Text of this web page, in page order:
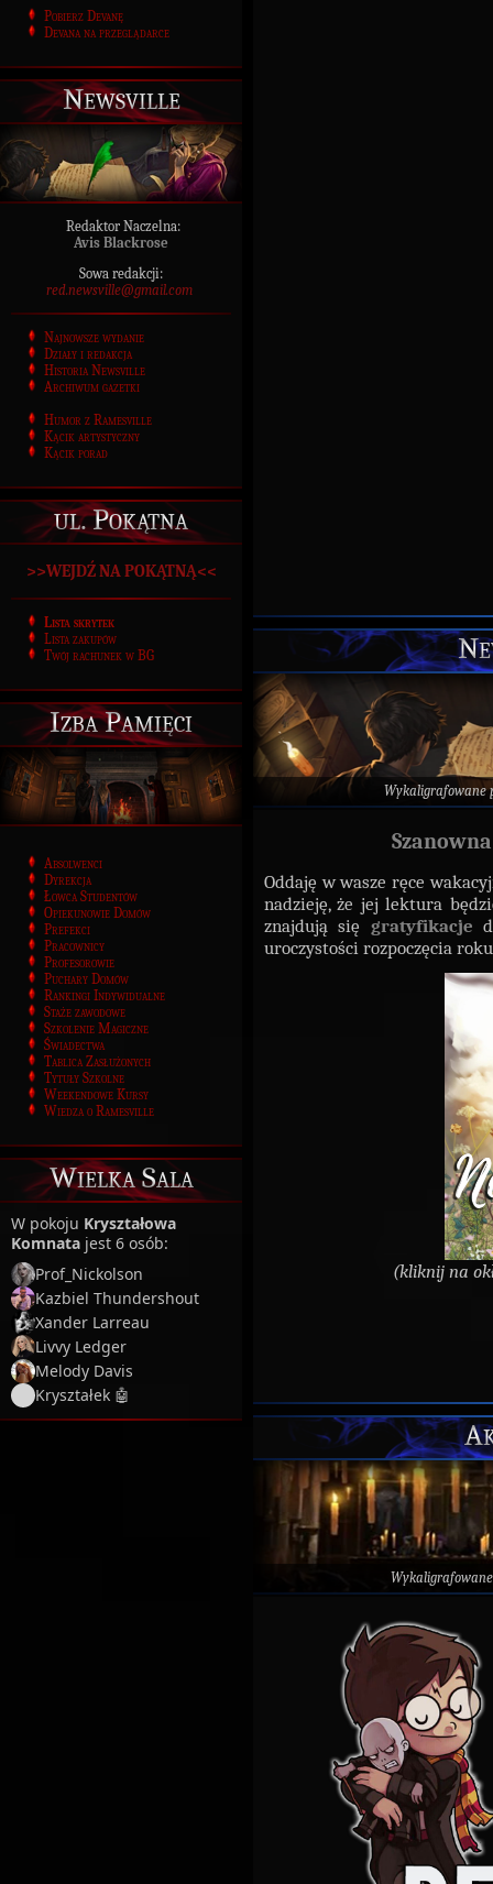
Pobierz Devanę
Devana na przeglądarce
Newsville
Redaktor Naczelna:
Avis Blackrose
Sowa redakcji:
red.newsville@gmail.com
Najnowsze wydanie
Działy i redakcja
Historia Newsville
Archiwum gazetki
Humor z Ramesville
Kącik artystyczny
Kącik porad
ul. Pokątna
>>WEJDŹ NA POKĄTNĄ<<
Lista skrytek
Lista zakupów
Twój rachunek w BG
Izba Pamięci
Absolwenci
Dyrekcja
Łowca Studentów
Opiekunowie Domów
Prefekci
Pracownicy
Profesorowie
Puchary Domów
Rankingi Indywidualne
Staże zawodowe
Szkolenie Magiczne
Świadectwa
Tablica Zasłużonych
Tytuły Szkolne
Weekendowe Kursy
Wiedza o Ramesville
Wielka Sala
W pokoju Kryształowa
Komnata jest 6 osób:
Prof_Nickolson
Kazbiel Thundershout
Xander Larreau
Livvy Ledger
Melody Davis
Kryształek 🤖
Wykaligrafowane
Oddaję w wasze ręce
nadzieję, że jej lektura
znajdują się gratyfikacje
uroczystości rozpoczęcia
(kliknij na